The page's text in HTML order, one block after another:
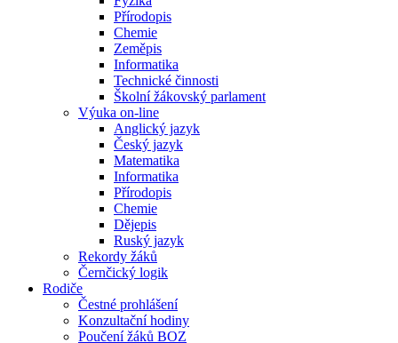
Přírodopis
Chemie
Zeměpis
Informatika
Technické činnosti
Školní žákovský parlament
Výuka on-line
Anglický jazyk
Český jazyk
Matematika
Informatika
Přírodopis
Chemie
Dějepis
Ruský jazyk
Rekordy žáků
Černčický logik
Rodiče
Čestné prohlášení
Konzultační hodiny
Poučení žáků BOZ